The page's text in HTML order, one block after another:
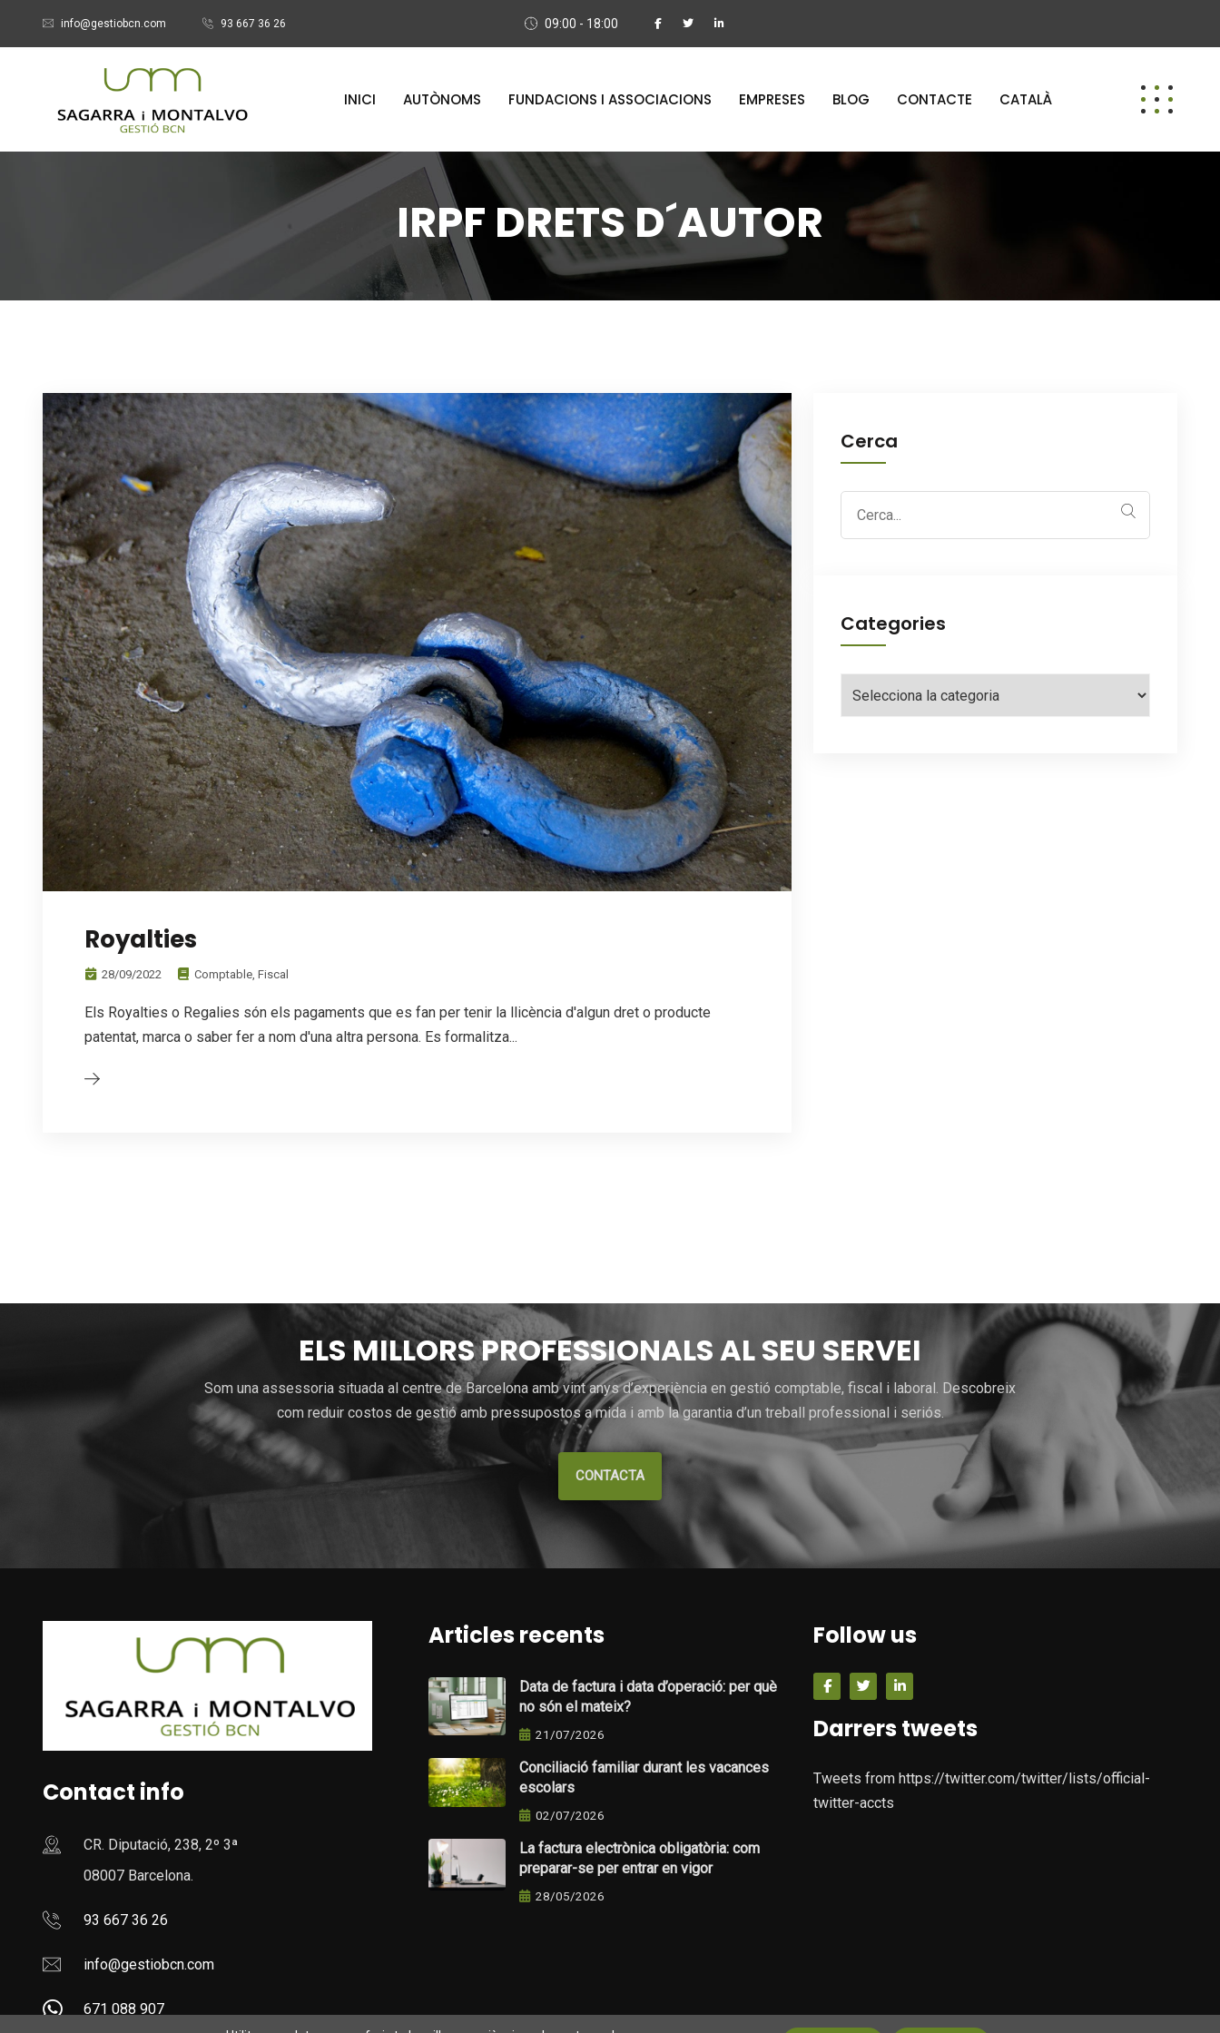
info@gestiobcn.com 93 667 36 26 09:00 - 18:00
INICI AUTÒNOMS FUNDACIONS I ASSOCIACIONS EMPRESES BLOG CONTACTE CATALÀ
IRPF DRETS D´AUTOR
Royalties
28/09/2022 Comptable Fiscal
Els Royalties o Regalies són els pagaments que es fan per tenir la llicència d'algun dret o producte
patentat, marca o saber fer a nom d'una altra persona. Es formalitza...
Cerca
Categories
ELS MILLORS PROFESSIONALS AL SEU SERVEI
Som una assessoria situada al centre de Barcelona amb vint anys d’experiència en gestió comptable, fiscal i laboral. Descobreix
com reduir costos de gestió amb pressupostos a mida i amb la garantia d’un treball professional i seriós.
CONTACTA
Contact info
CR. Diputació, 238, 2º 3ª
08007 Barcelona.
93 667 36 26
info@gestiobcn.com
671 088 907
Articles recents
Data de factura i data d’operació: per què
no són el mateix?
21/07/2026
Conciliació familiar durant les vacances
escolars
02/07/2026
La factura electrònica obligatòria: com
preparar-se per entrar en vigor
28/05/2026
Follow us
Darrers tweets
Tweets from https://twitter.com/twitter/lists/official-
twitter-accts